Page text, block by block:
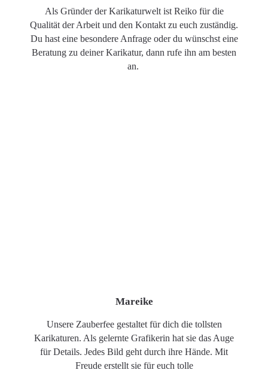
Als Gründer der Karikaturwelt ist Reiko für die
Qualität der Arbeit und den Kontakt zu euch zuständig.
Du hast eine besondere Anfrage oder du wünschst eine
Beratung zu deiner Karikatur, dann rufe ihn am besten
an.
Mareike
Unsere Zauberfee gestaltet für dich die tollsten
Karikaturen. Als gelernte Grafikerin hat sie das Auge
für Details. Jedes Bild geht durch ihre Hände. Mit
Freude erstellt sie für euch tolle